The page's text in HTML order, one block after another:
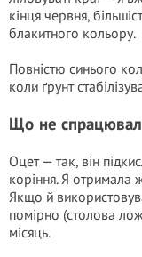
кінця червня,
блакитного кольору.
Повністю синього
коли ґрунт
Що не
Оцет — так, він
коріння. Я отримала
Якщо й
помірно (столова
місяць.